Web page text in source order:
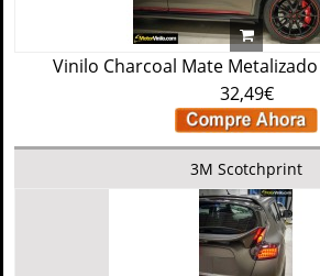
Vinilo Charcoal Mate
32,49€
3M Scotchprint